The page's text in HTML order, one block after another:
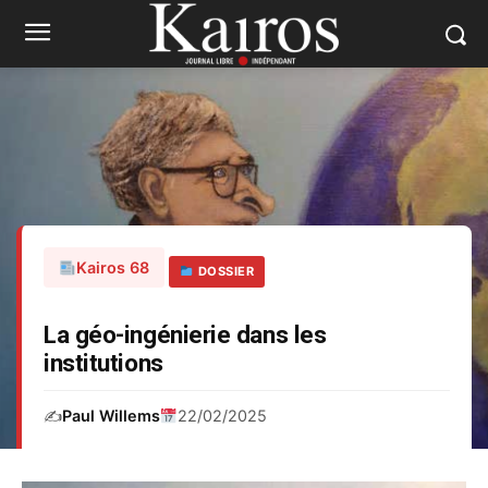
Kairos 68 DOSSIER
La géo-ingénierie dans les
institutions
✍️Paul Willems 22/02/2025